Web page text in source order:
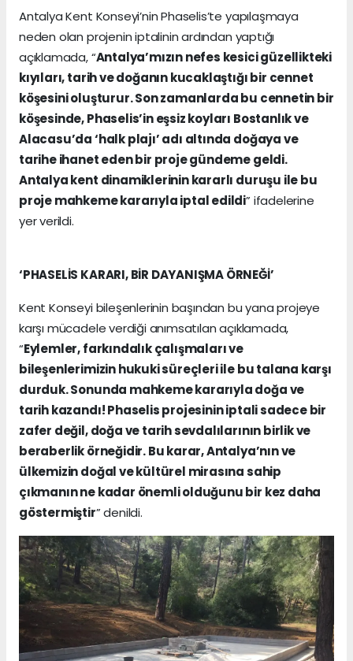
Antalya Kent Konseyi’nin Phaselis’te yapılaşmaya
neden olan projenin iptalinin ardından yaptığı
açıklamada, “Antalya’mızın nefes kesici güzellikteki
kıyıları, tarih ve doğanın kucaklaştığı bir cennet
köşesini oluşturur. Son zamanlarda bu cennetin bir
köşesinde, Phaselis’in eşsiz koyları Bostanlık ve
Alacasu’da ‘halk plajı’ adı altında doğaya ve
tarihe ihanet eden bir proje gündeme geldi.
Antalya kent dinamiklerinin kararlı duruşu ile bu
proje mahkeme kararıyla iptal edildi” ifadelerine
yer verildi.
‘PHASELİS KARARI, BİR DAYANIŞMA ÖRNEĞİ’
Kent Konseyi bileşenlerinin başından bu yana projeye
karşı mücadele verdiği anımsatılan açıklamada,
“Eylemler, farkındalık çalışmaları ve
bileşenlerimizin hukuki süreçleri ile bu talana karşı
durduk. Sonunda mahkeme kararıyla doğa ve
tarih kazandı! Phaselis projesinin iptali sadece bir
zafer değil, doğa ve tarih sevdalılarının birlik ve
beraberlik örneğidir. Bu karar, Antalya’nın ve
ülkemizin doğal ve kültürel mirasına sahip
çıkmanın ne kadar önemli olduğunu bir kez daha
göstermiştir” denildi.